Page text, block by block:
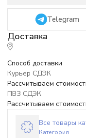
Telegram
Способ доставки
Курьер СДЭК
Рассчитываем
ПВЗ СДЭК
Рассчитываем
Все товары
Категория